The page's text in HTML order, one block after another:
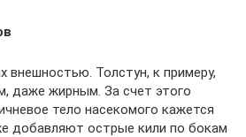
внешностью. Толстун, к примеру,
даже жирным. За счет этого
тело насекомого кажется
добавляют острые кили по бокам